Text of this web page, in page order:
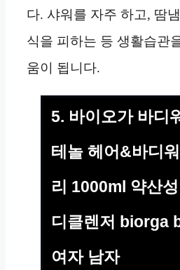
다. 샤워를 자주 하고, 땀
식을 피하는 등 생활습관
움이 됩니다.
5. 바이오가 바디
테놀 헤어&바디
리 1000ml 약산
디클렌저 biorga
여자 남자